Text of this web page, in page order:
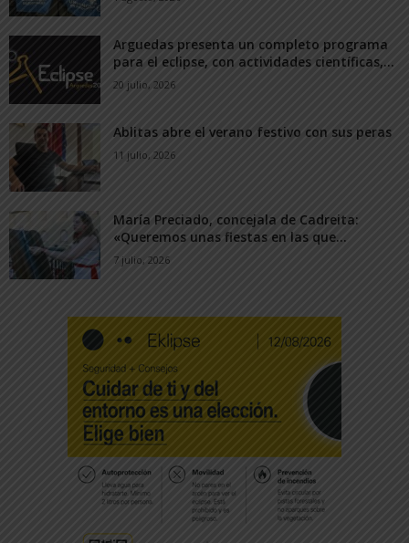
Arguedas presenta un completo programa
para el eclipse, con actividades científicas,...
20 julio, 2026
Ablitas abre el verano festivo con sus peras
11 julio, 2026
María Preciado, concejala de Cadreita:
«Queremos unas fiestas en las que...
7 julio, 2026